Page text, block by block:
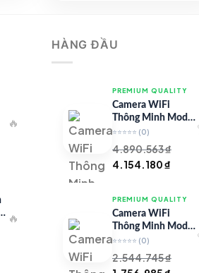
₫.
🔥
🔥
HÀNG ĐẦU
PREMIUM QUALITY
Camera WiFi
Thông Minh Model
67 – Full HD
⭐⭐⭐⭐⭐ (0)
4.890.563₫
Giá
là:
4.890.563 ₫.
4.154.180₫
tại
PREMIUM QUALITY
Camera WiFi
Thông Minh Model
99 – Full HD
⭐⭐⭐⭐⭐ (0)
2.544.745₫